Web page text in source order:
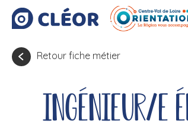
Retour fiche métier
Ingénieur/e